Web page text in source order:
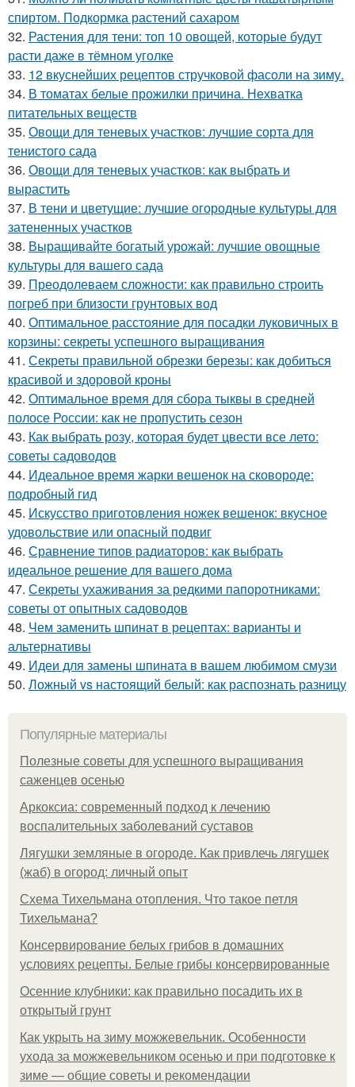
спиртом. Подкормка растений сахаром
32. Растения для тени: топ 10 овощей, которые будут
расти даже в тёмном уголке
33. 12 вкуснейших рецептов стручковой фасоли на зиму.
34. В томатах белые прожилки причина. Нехватка
питательных веществ
35. Овощи для теневых участков: лучшие сорта для
тенистого сада
36. Овощи для теневых участков: как выбрать и
вырастить
37. В тени и цветущие: лучшие огородные культуры для
затененных участков
38. Выращивайте богатый урожай: лучшие овощные
культуры для вашего сада
39. Преодолеваем сложности: как правильно строить
погреб при близости грунтовых вод
40. Оптимальное расстояние для посадки луковичных в
корзины: секреты успешного выращивания
41. Секреты правильной обрезки березы: как добиться
красивой и здоровой кроны
42. Оптимальное время для сбора тыквы в средней
полосе России: как не пропустить сезон
43. Как выбрать розу, которая будет цвести все лето:
советы садоводов
44. Идеальное время жарки вешенок на сковороде:
подробный гид
45. Искусство приготовления ножек вешенок: вкусное
удовольствие или опасный подвиг
46. Сравнение типов радиаторов: как выбрать
идеальное решение для вашего дома
47. Секреты ухаживания за редкими папоротниками:
советы от опытных садоводов
48. Чем заменить шпинат в рецептах: варианты и
альтернативы
49. Идеи для замены шпината в вашем любимом смузи
50. Ложный vs настоящий белый: как распознать разницу
Популярные материалы
Полезные советы для успешного выращивания
саженцев осенью
Аркоксиа: современный подход к лечению
воспалительных заболеваний суставов
Лягушки земляные в огороде. Как привлечь лягушек
(жаб) в огород: личный опыт
Схема Тихельмана отопления. Что такое петля
Тихельмана?
Консервирование белых грибов в домашних
условиях рецепты. Белые грибы консервированные
Осенние клубники: как правильно посадить их в
открытый грунт
Как укрыть на зиму можжевельник. Особенности
ухода за можжевельником осенью и при подготовке к
зиме — общие советы и рекомендации